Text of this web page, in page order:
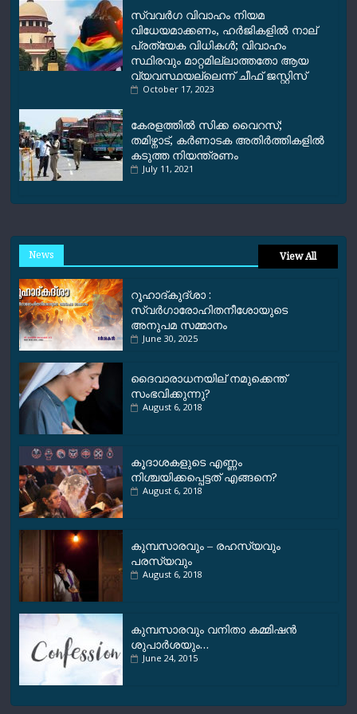
സ്വവര്‍ഗ വിവാഹം നിയമ
വിധേയമാക്കണം, ഹര്‍ജികളില്‍ നാല്
പ്രത്യേക വിധികള്‍; വിവാഹം
സ്ഥിരവും മാറ്റമില്ലാത്തതോ ആയ
വ്യവസ്ഥയല്ലെന്ന് ചീഫ് ജസ്റ്റിസ്
October 17, 2023
കേരളത്തിൽ സിക്ക വൈറസ്;
തമിഴ്നാട്, കർണാടക അതിർത്തികളിൽ
കടുത്ത നിയന്ത്രണം
July 11, 2021
News View All
റൂഹാദ്‌കുദ്‌ശാ :
സ്വർഗാരോഹിതനീശോയുടെ
അനുപമ സമ്മാനം
June 30, 2025
ദൈവാരാധനയില് നമുക്കെന്ത്
സംഭവിക്കുന്നു?
August 6, 2018
കൂദാശകളുടെ എണ്ണം
നിശ്ചയിക്കപ്പെട്ടത് എങ്ങനെ?
August 6, 2018
കുമ്പസാരവും – രഹസ്യവും
പരസ്യവും
August 6, 2018
കുമ്പസാരവും വനിതാ കമ്മിഷന്‍
ശുപാര്‍ശയും…
June 24, 2015